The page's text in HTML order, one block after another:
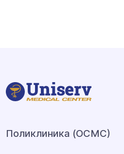
Поликлиника (ОСМС)